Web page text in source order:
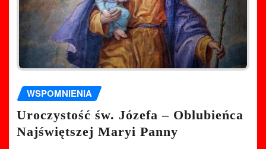
WSPOMNIENIA
Uroczystość św. Józefa – Oblubieńca
Najświętszej Maryi Panny